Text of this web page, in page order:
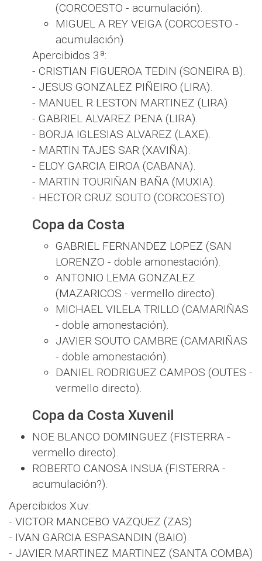
(CORCOESTO - acumulación).
MIGUEL A REY VEIGA (CORCOESTO -
acumulación).
Apercibidos 3ª:
- CRISTIAN FIGUEROA TEDIN (SONEIRA B).
- JESUS GONZALEZ PIÑEIRO (LIRA).
- MANUEL R LESTON MARTINEZ (LIRA).
- GABRIEL ALVAREZ PENA (LIRA).
- BORJA IGLESIAS ALVAREZ (LAXE).
- MARTIN TAJES SAR (XAVIÑA).
- ELOY GARCIA EIROA (CABANA).
- MARTIN TOURIÑAN BAÑA (MUXIA).
- HECTOR CRUZ SOUTO (CORCOESTO).
Copa da Costa
GABRIEL FERNANDEZ LOPEZ (SAN
LORENZO - doble amonestación).
ANTONIO LEMA GONZALEZ
(MAZARICOS - vermello directo).
MICHAEL VILELA TRILLO (CAMARIÑAS
- doble amonestación).
JAVIER SOUTO CAMBRE (CAMARIÑAS
- doble amonestación).
DANIEL RODRIGUEZ CAMPOS (OUTES -
vermello directo).
Copa da Costa Xuvenil
NOE BLANCO DOMINGUEZ (FISTERRA -
vermello directo).
ROBERTO CANOSA INSUA (FISTERRA -
acumulación?).
Apercibidos Xuv:
- VICTOR MANCEBO VAZQUEZ (ZAS)
- IVAN GARCIA ESPASANDIN (BAIO).
- JAVIER MARTINEZ MARTINEZ (SANTA COMBA)